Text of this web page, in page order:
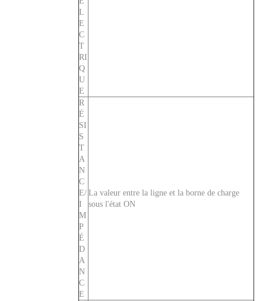
L
E
C
T
RI
Q
U
E
R
É
SI
S
T
A
N
C
E/
I
M
P
É
D
A
N
C
E
La valeur entre la ligne et la borne de charge
sous l'état ON